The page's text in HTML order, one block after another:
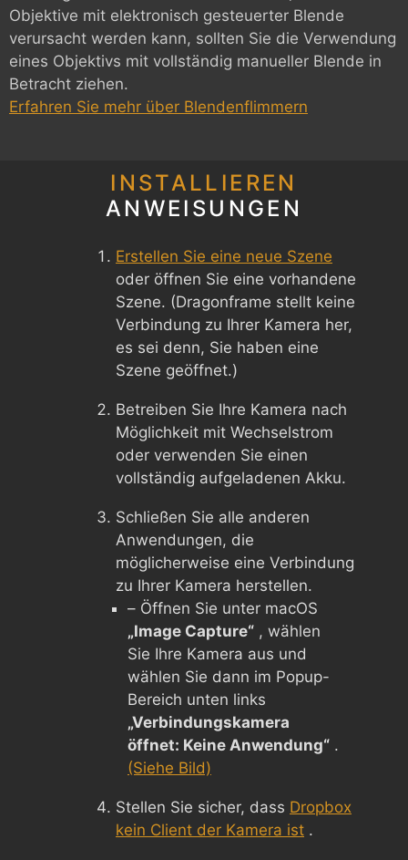
Objektive mit elektronisch gesteuerter Blende
verursacht werden kann, sollten Sie die Verwendung
eines Objektivs mit vollständig manueller Blende in
Betracht ziehen.
Erfahren Sie mehr über Blendenflimmern
INSTALLIEREN
ANWEISUNGEN
Erstellen Sie eine neue Szene
oder öffnen Sie eine vorhandene
Szene. (Dragonframe stellt keine
Verbindung zu Ihrer Kamera her,
es sei denn, Sie haben eine
Szene geöffnet.)
Betreiben Sie Ihre Kamera nach
Möglichkeit mit Wechselstrom
oder verwenden Sie einen
vollständig aufgeladenen Akku.
Schließen Sie alle anderen
Anwendungen, die
möglicherweise eine Verbindung
zu Ihrer Kamera herstellen.
– Öffnen Sie unter macOS
„Image Capture“ , wählen
Sie Ihre Kamera aus und
wählen Sie dann im Popup-
Bereich unten links
„Verbindungskamera
öffnet: Keine Anwendung“ .
(Siehe Bild)
Stellen Sie sicher, dass Dropbox
kein Client der Kamera ist .